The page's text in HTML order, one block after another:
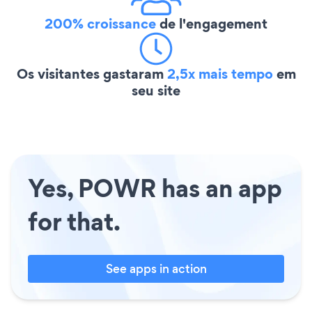
200% croissancede l'engagement
Os visitantes gastaram2,5x mais tempoem
seu site
Yes, POWR has an app
for that.
See apps in action